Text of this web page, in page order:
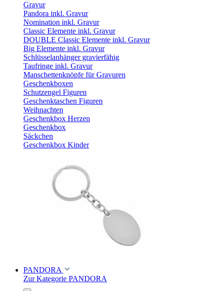
Gravur
Pandora inkl. Gravur
Nomination inkl. Gravur
Classic Elemente inkl. Gravur
DOUBLE Classic Elemente inkl. Gravur
Big Elemente inkl. Gravur
Schlüsselanhänger gravierfähig
Taufringe inkl. Gravur
Manschettenknöpfe für Gravuren
Geschenkboxen
Schutzengel Figuren
Geschenktaschen Figuren
Weihnachten
Geschenkbox Herzen
Geschenkbox
Säckchen
Geschenkbox Kinder
PANDORA
Zur Kategorie PANDORA